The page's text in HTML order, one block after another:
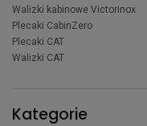
Walizki kabinowe Victorinox
Plecaki CabinZero
Plecaki CAT
Walizki CAT
Kategorie